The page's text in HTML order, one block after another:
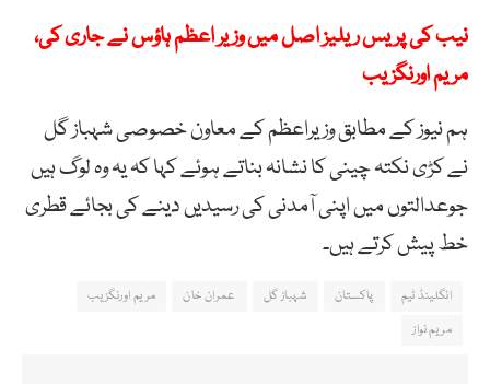
نیب کی پریس ریلیز اصل میں وزیر اعظم ہاؤس نے جاری کی،
مریم اورنگزیب
ہم نیوز کے مطابق وزیراعظم کے معاون خصوصی شہباز گل
نے کڑی نکتہ چینی کا نشانہ بناتے ہوئے کہا کہ یہ وہ لوگ ہیں
جوعدالتوں میں اپنی آمدنی کی رسیدیں دینے کی بجائے قطری
خط پیش کرتے ہیں۔
انگلینڈ ٹیم پاکستان شہباز گل عمران خان
مریم اورنگزیب
مریم نواز